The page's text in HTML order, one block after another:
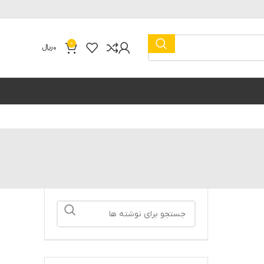
0
0﷼